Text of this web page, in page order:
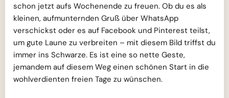
schon jetzt aufs Wochenende zu freuen. Ob du es als
kleinen, aufmunternden Gruß über WhatsApp
verschickst oder es auf Facebook und Pinterest teilst,
um gute Laune zu verbreiten – mit diesem Bild triffst du
immer ins Schwarze. Es ist eine so nette Geste,
jemandem auf diesem Weg einen schönen Start in die
wohlverdienten freien Tage zu wünschen.